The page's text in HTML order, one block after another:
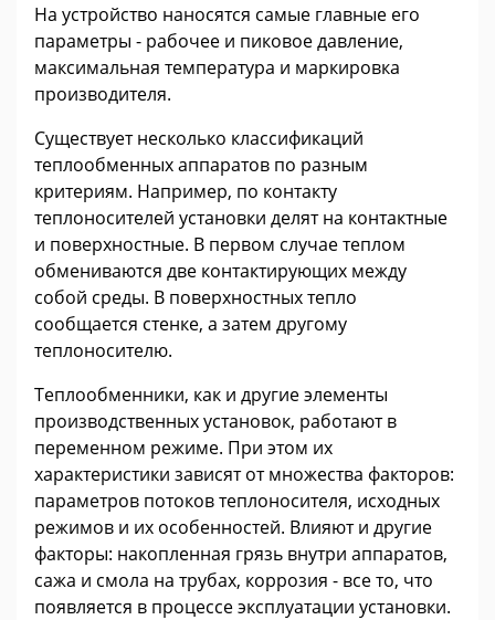
На устройство наносятся самые главные его
параметры - рабочее и пиковое давление,
максимальная температура и маркировка
производителя.
Существует несколько классификаций
теплообменных аппаратов по разным
критериям. Например, по контакту
теплоносителей установки делят на контактные
и поверхностные. В первом случае теплом
обмениваются две контактирующих между
собой среды. В поверхностных тепло
сообщается стенке, а затем другому
теплоносителю.
Теплообменники, как и другие элементы
производственных установок, работают в
переменном режиме. При этом их
характеристики зависят от множества факторов:
параметров потоков теплоносителя, исходных
режимов и их особенностей. Влияют и другие
факторы: накопленная грязь внутри аппаратов,
сажа и смола на трубах, коррозия - все то, что
появляется в процессе эксплуатации установки.